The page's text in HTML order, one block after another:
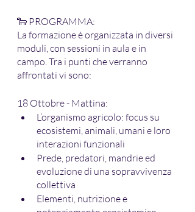
🐑 PROGRAMMA:
La formazione è organizzata in diversi
moduli, con sessioni in aula e in
campo. Tra i punti che verranno
affrontati vi sono:
18 Ottobre - Mattina:
L’organismo agricolo: focus su
ecosistemi, animali, umani e loro
interazioni funzionali
Prede, predatori, mandrie ed
evoluzione di una sopravvivenza
collettiva
Elementi, nutrizione e